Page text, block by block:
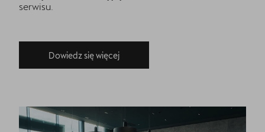
serwisu.
Dowiedz się więcej